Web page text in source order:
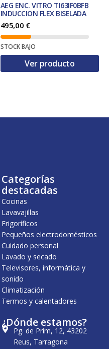
AEG ENC. VITRO TI63IF0BFB
INDUCCION FLEX BISELADA
495,00 €
STOCK BAJO
Ver producto
Categorías
destacadas
Cocinas
Lavavajillas
Frigoríficos
Pequeños electrodomésticos
Cuidado personal
Lavado y secado
Televisores, informática y
sonido
Climatización
Termos y calentadores
¿Dónde estamos?
Pg. de Prim, 12, 43202
Reus, Tarragona